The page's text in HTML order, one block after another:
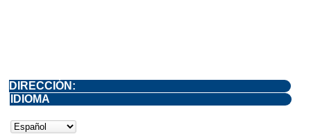
DIRECCIÓN:
IDIOMA